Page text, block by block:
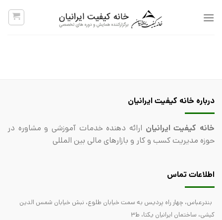
درباره خانه کیفیت ایرانیان
خانه کیفیت ایرانیان ارائه دهنده خدمات آموزشی و مشاوره در
حوزه مدیریت کسب و کار و بازارهای مالی بین المللی
اطلاعات تماس
بندرعباس، چهار راه پردیس به سمت خیابان طلوع، نبش خیابان شمس الدین
کیشی، ساختمان ایرانیان یکتا، ط3